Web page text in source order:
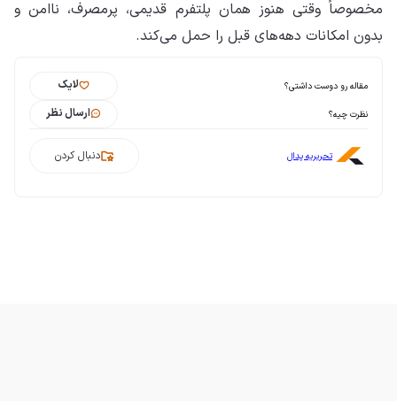
مخصوصاً وقتی هنوز همان پلتفرم قدیمی، پرمصرف، ناامن و
بدون امکانات دهه‌های قبل را حمل می‌کند.
مقاله رو دوست داشتی؟ لایک
نظرت چیه؟ ارسال نظر
تحریریه پدال دنبال کردن